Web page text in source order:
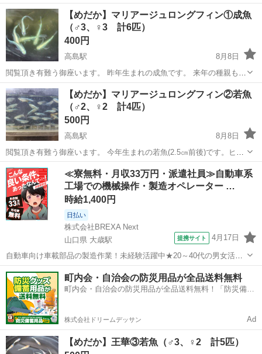
保できましたので、スペース不足の為出品します。 ＊お手数ですが、
メダカを入れる容器をお持ち下さい。 趣味で飼育したメダカです。雌
雄は素人判断に...
岡山 岡山市 高島駅 その他
【めだか】マリアージュロングフィン①成魚
（♂3、♀3 計6匹）
400円
高島駅
8月8日
閲覧頂き有難う御座います。 昨年生まれの成魚です。 来年の種親も確
保できましたので、スペース不足の為出品します。 ＊お手数ですが、
メダカを入れる容器をお持ち下さい。 趣味で飼育したメダカです。雌
雄は素人判断に...
岡山 岡山市 高島駅 その他
【めだか】マリアージュロングフィン②若魚
（♂2、♀2 計4匹）
500円
高島駅
8月8日
閲覧頂き有難う御座います。 今年生まれの若魚(2.5㎝前後)です。ヒレ
が伸び始めています。 スペース不足の為出品します。 出品中のマリア
ージュロングフィン①の子供です。 ＊お手数ですが、メダカを入れる
容器をお持ち...
岡山 岡山市 高島駅 その他 めだか
≪寮無料・月収33万円・派遣社員≫自動車系
工場での機械操作・製造オペレーター …
時給1,400円
日払い
株式会社BREXA Next
山口県 大歳駅
提携サイト 4月17日
自動車向け車載部品の製造作業！未経験活躍中★20～40代の男女活躍
中！友達同士での応募OK！備品付きワンルーム寮費無料！赴任旅費会
社負担！生活支援物資事前対応可◎格安食堂利用可！年間休日135日
♪《山口県山口市》 人気の工...
山口 山口市 大歳駅 その他
町内会・自治会の防災用品が全品送料無料
町内会・自治会の防災用品が全品送料無料！「防災備蓄
株式会社ドリームデッサン Ad
【めだか】王華③若魚（♂3、♀2 計5匹）